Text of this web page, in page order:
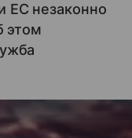
ЕС незаконно
этом